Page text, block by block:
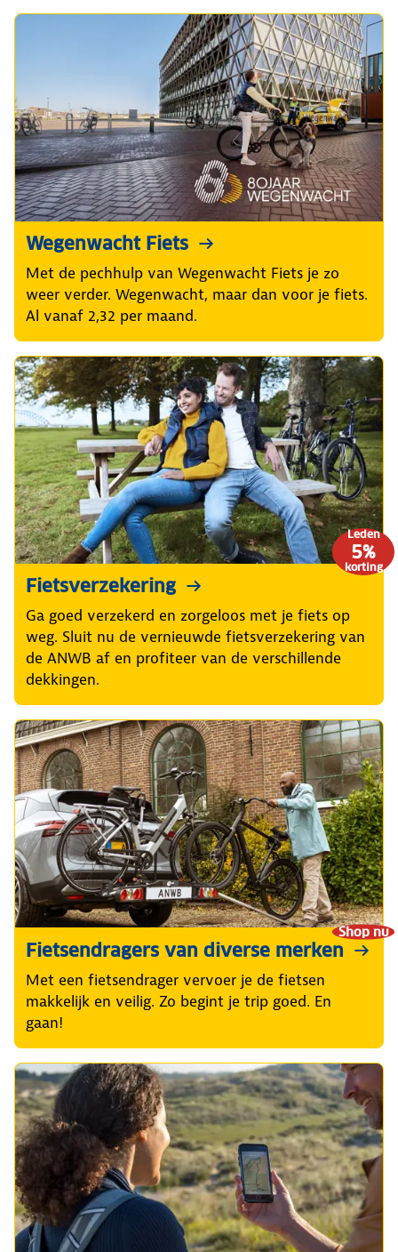
Wegenwacht Fiets
Met de pechhulp van Wegenwacht Fiets je zo
weer verder. Wegenwacht, maar dan voor je fiets.
Al vanaf 2,32 per maand.
Leden
5%
korting
Fietsverzekering
Ga goed verzekerd en zorgeloos met je fiets op
weg. Sluit nu de vernieuwde fietsverzekering van
de ANWB af en profiteer van de verschillende
dekkingen.
Shop nu
Fietsendragers van diverse merken
Met een fietsendrager vervoer je de fietsen
makkelijk en veilig. Zo begint je trip goed. En
gaan!